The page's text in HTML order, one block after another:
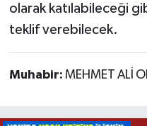
olarak katılabileceği
teklif verebilecek.
Muhabir: MEHMET ALİ